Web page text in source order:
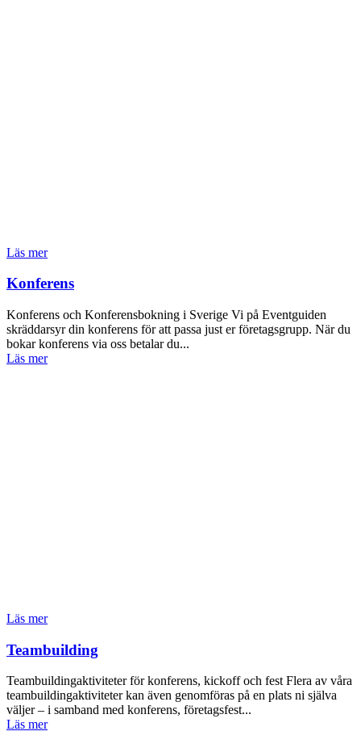
Läs mer
Konferens
Konferens och Konferensbokning i Sverige Vi på Eventguiden
skräddarsyr din konferens för att passa just er företagsgrupp. När du
bokar konferens via oss betalar du...
Läs mer
Läs mer
Teambuilding
Teambuildingaktiviteter för konferens, kickoff och fest Flera av våra
teambuildingaktiviteter kan även genomföras på en plats ni själva
väljer – i samband med konferens, företagsfest...
Läs mer